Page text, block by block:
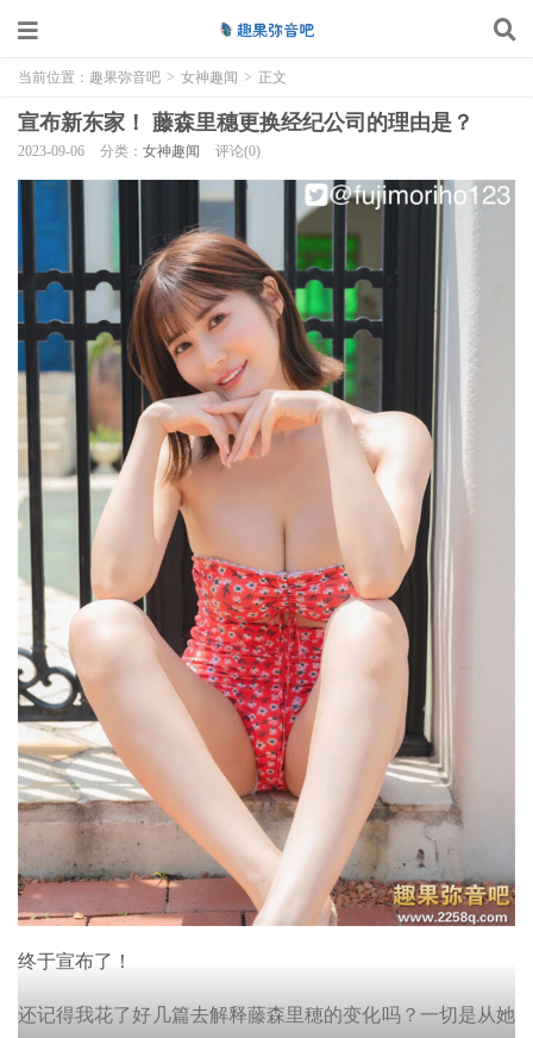
当前位置： 趣果弥音吧 > 女神趣闻 > 正文
宣布新东家！ 藤森里穗更换经纪公司的理由是？
2023-09-06 分类： 女神趣闻 评论(0)
终于宣布了！
还记得我花了好几篇去解释藤森里穂的变化吗？一切是从她